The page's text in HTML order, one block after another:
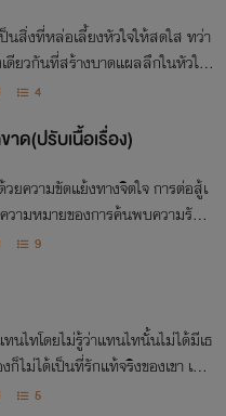
นสิ่งที่หล่อเลี้ยงหัวใจให้สดใส ทว่า
ดียวกันที่สร้างบาดแผลลึกในหัวใจ
อาจเยียวยา
4
าด(ปรับเนื้อเรื่อง)
วยความขัดแย้งทางจิตใจ การต่อสู้เ
วามหมายของการค้นพบความรักที่
9
นไทโดยไม่รู้ว่าแทนไทนั้นไม่ได้มีเธ
ก็ไม่ได้เป็นที่รักแท้จริงของเขา เมื่อเ
ป็นเพียง “รักสำรอง” ที่แทนไทเลือ
5